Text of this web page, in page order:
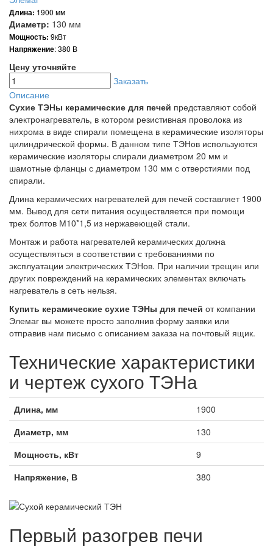
Длина: 1900 мм
Диаметр: 130 мм
Мощность: 9кВт
Напряжение: 380 В
Цену уточняйте
Заказать
Описание
Сухие ТЭНы керамические для печей представляют собой
электронагреватель, в котором резистивная проволока из
нихрома в виде спирали помещена в керамические изоляторы
цилиндрической формы. В данном типе ТЭНов используются
керамические изоляторы спирали диаметром 20 мм и
шамотные фланцы с диаметром 130 мм с отверстиями под
спирали.
Длина керамических нагревателей для печей составляет 1900
мм. Вывод для сети питания осуществляется при помощи
трех болтов М10*1,5 из нержавеющей стали.
Монтаж и работа нагревателей керамических должна
осуществляться в соответствии с требованиями по
эксплуатации электрических ТЭНов. При наличии трещин или
других повреждений на керамических элементах включать
нагреватель в сеть нельзя.
Купить керамические сухие ТЭНы для печей от компании
Элемаг вы можете просто заполнив форму заявки или
отправив нам письмо с описанием заказа на почтовый ящик.
Технические характеристики
и чертеж сухого ТЭНа
Длина, мм
1900
Диаметр, мм
130
Мощность, кВт
9
Напряжение, В
380
Первый разогрев печи